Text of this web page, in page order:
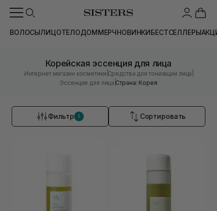
ВОЛОСЫЛИЦОТЕЛОДОММЕРЧНОВИНКИБЕСТСЕЛЛЕРЫ
Корейская эссенция для лица
Интернет магазин косметики |Средства для тонизации лица
Эссенция для лица |Страна: Корея
Фильтр 1 Сортировать